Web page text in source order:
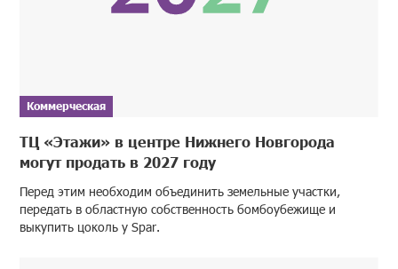
Коммерческая
ТЦ «Этажи» в центре Нижнего Новгорода
могут продать в 2027 году
Перед этим необходим объединить земельные участки,
передать в областную собственность бомбоубежище и
выкупить цоколь у Spar.